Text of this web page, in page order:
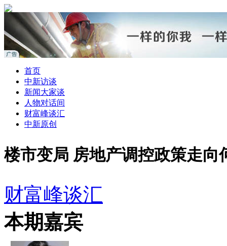
首页
中新访谈
新闻大家谈
人物对话间
财富峰谈汇
中新原创
楼市变局 房地产调控政策走向
财富峰谈汇
本期嘉宾